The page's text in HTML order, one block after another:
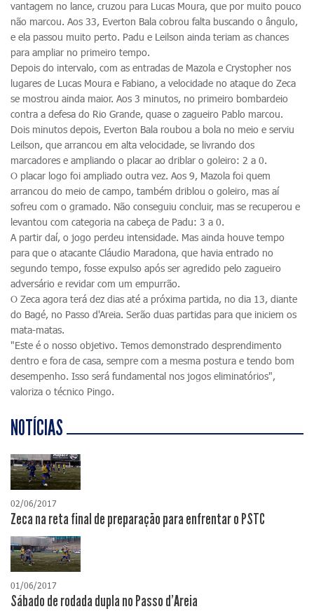
vantagem no lance, cruzou para Lucas Moura, que por muito pouco
não marcou. Aos 33, Everton Bala cobrou falta buscando o ângulo,
e ela passou muito perto. Padu e Leilson ainda teriam as chances
para ampliar no primeiro tempo.
Depois do intervalo, com as entradas de Mazola e Crystopher nos
lugares de Lucas Moura e Fabiano, a velocidade no ataque do Zeca
se mostrou ainda maior. Aos 3 minutos, no primeiro bombardeio
contra a defesa do Rio Grande, quase o zagueiro Pablo marcou.
Dois minutos depois, Everton Bala roubou a bola no meio e serviu
Leilson, que arrancou em alta velocidade, se livrando dos
marcadores e ampliando o placar ao driblar o goleiro: 2 a 0.
O placar logo foi ampliado outra vez. Aos 9, Mazola foi quem
arrancou do meio de campo, também driblou o goleiro, mas aí
sofreu com o gramado. Não conseguiu concluir, mas se recuperou e
levantou com categoria na cabeça de Padu: 3 a 0.
A partir daí, o jogo perdeu intensidade. Mas ainda houve tempo
para que o atacante Cláudio Maradona, que havia entrado no
segundo tempo, fosse expulso após ser agredido pelo zagueiro
adversário e revidar com um empurrão.
O Zeca agora terá dez dias até a próxima partida, no dia 13, diante
do Bagé, no Passo d'Areia. Serão duas partidas para que iniciem os
mata-matas.
"Este é o nosso objetivo. Temos demonstrado desprendimento
dentro e fora de casa, sempre com a mesma postura e tendo bom
desempenho. Isso será fundamental nos jogos eliminatórios",
valoriza o técnico Pingo.
NOTÍCIAS
02/06/2017
Zeca na reta final de preparação para enfrentar o PSTC
01/06/2017
Sábado de rodada dupla no Passo d'Areia